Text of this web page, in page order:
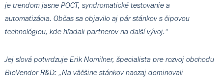
je trendom jasne POCT, syndromatické testovanie a
automatizácia. Občas sa objavilo aj pár stánkov s čipovou
technológiou, kde hľadali partnerov na ďalší vývoj.“
Jej slová potvrdzuje Erik Nomilner, špecialista pre rozvoj obchodu
BioVendor R&D: „Na väčšine stánkov naozaj dominovali